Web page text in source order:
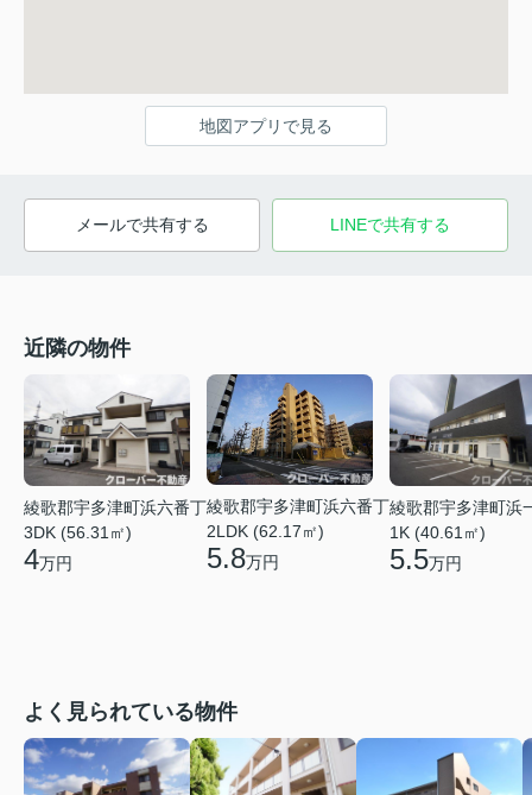
地図アプリで見る
メールで共有する LINEで共有する
近隣の物件
綾歌郡宇多津町浜六番丁
3DK (56.31㎡)
4万円
綾歌郡宇多津町浜六番丁
2LDK (62.17㎡)
5.8万円
綾歌郡宇多津町浜
1K (40.61㎡)
5.5万円
よく見られている物件